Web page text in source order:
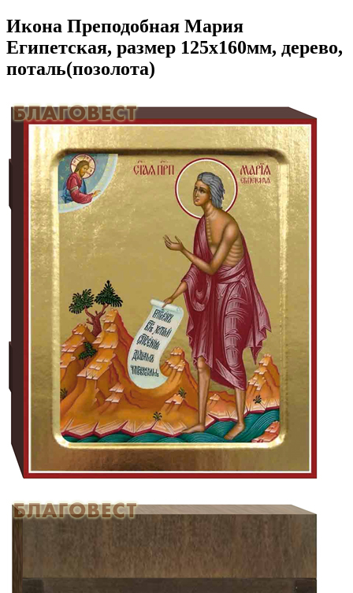
Икона Преподобная Мария
Египетская, размер 125х160мм, дерево,
поталь(позолота)